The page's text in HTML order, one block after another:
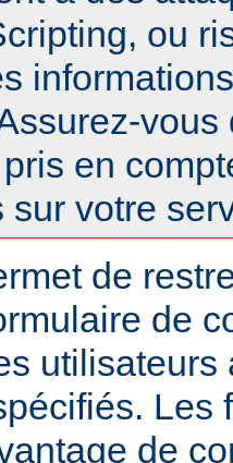
ou
en
sur votre
de
de
utilisateurs
Les
de